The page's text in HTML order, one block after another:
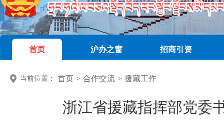
首页 沪办之窗 招商引资
当前位置： 首页 > 合作交流 > 援藏工作
浙江省援藏指挥部党委